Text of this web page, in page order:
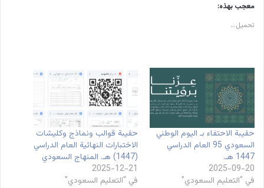
معجب بهذه:
تحميل...
حقيبة الاحتفاء بـ اليوم الوطني
السعودي 95 العام الدراسي
1447 هـ.
2025-09-20
في "التعليم السعودي"
حقيبة قوالب ونماذج وكليشات
الاختبارات النهائية العام الدراسي
(1447) هـ. المنهاج السعودي
2025-12-21
في "التعليم السعودي"